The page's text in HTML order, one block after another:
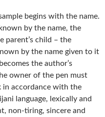
begins with the name.
by the name, the
parent’s child – the
by the name given to it
the author’s
owner of the pen must
in accordance with the
language, lexically and
non-tiring, sincere and